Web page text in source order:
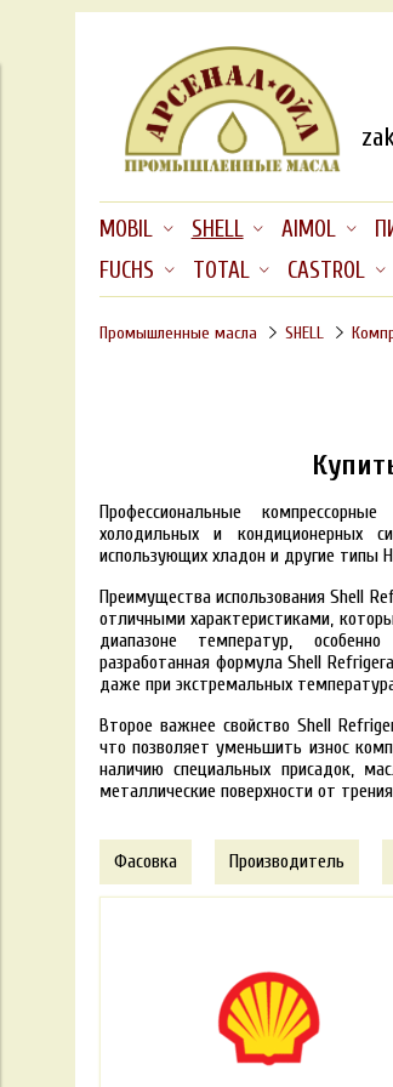
MOBIL SHELL AIMOL
FUCHS
TOTAL CASTROL
Промышленные масла SHELL
Профессиональные
холодильных и кондиционерных
использующих хладон и другие типы
Преимущества использования Shell
отличными характеристиками,
диапазоне температур,
разработанная формула Shell
даже при экстремальных
Второе важнее свойство Shell
что позволяет уменьшить износ
наличию специальных присадок,
металлические поверхности от
Фасовка Производитель